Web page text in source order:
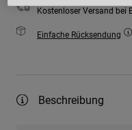
Kostenloser Versand bei
Einfache Rücksendung
Beschreibung